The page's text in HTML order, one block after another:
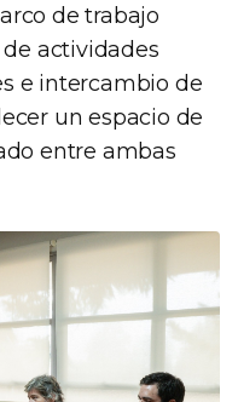
de trabajo
actividades
e intercambio de
un espacio de
entre ambas